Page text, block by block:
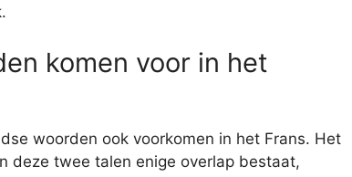
komen voor in het
woorden ook voorkomen in het Frans. Het
deze twee talen enige overlap bestaat,